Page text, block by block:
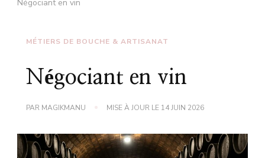
Négociant en vin
MÉTIERS DE BOUCHE & ARTISANAT
Négociant en vin
PAR MAGIKMANU MISE À JOUR LE 14 JUIN 2026